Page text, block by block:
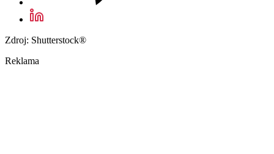
Zdroj: Shutterstock®
Reklama